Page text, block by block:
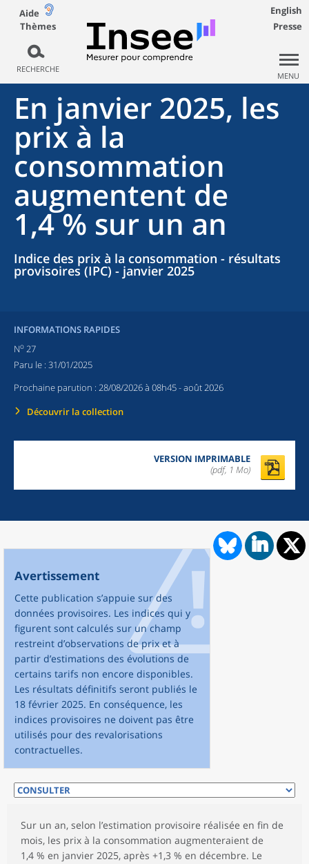
Aide
Thèmes
RECHERCHE
English
Presse
MENU
En janvier 2025, les
prix à la
consommation
augmentent de
1,4 % sur un an
Indice des prix à la consommation - résultats
provisoires (IPC) - janvier 2025
INFORMATIONS RAPIDES
No 27
Paru le : 31/01/2025
Prochaine parution : 28/08/2026 à 08h45- août 2026
Découvrir la collection
VERSION IMPRIMABLE
(pdf, 1 Mo)
Avertissement
Cette publication s’appuie sur des
données provisoires. Les indices qui y
figurent sont calculés sur un champ
restreint d’observations de prix et à
partir d’estimations des évolutions de
certains tarifs non encore disponibles.
Les résultats définitifs seront publiés le
18 février 2025. En conséquence, les
indices provisoires ne doivent pas être
utilisés pour des revalorisations
contractuelles.
Sur un an, selon l’estimation provisoire réalisée en fin de
mois, les prix à la consommation augmenteraient de
1,4 % en janvier 2025, après +1,3 % en décembre. Le